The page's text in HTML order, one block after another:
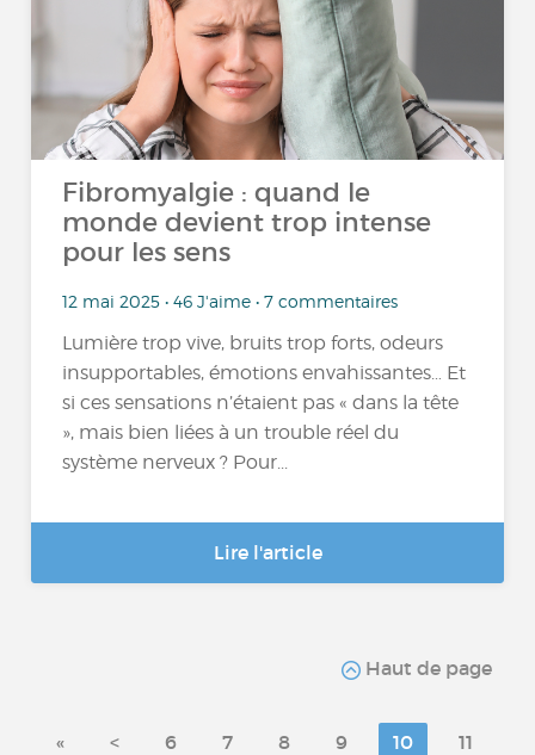
Fibromyalgie : quand le
monde devient trop intense
pour les sens
12 mai 2025 • 46 J'aime • 7 commentaires
Lumière trop vive, bruits trop forts, odeurs
insupportables, émotions envahissantes… Et
si ces sensations n’étaient pas « dans la tête
», mais bien liées à un trouble réel du
système nerveux ? Pour...
Lire l'article
Haut de page
« < 6 7 8 9 10
11